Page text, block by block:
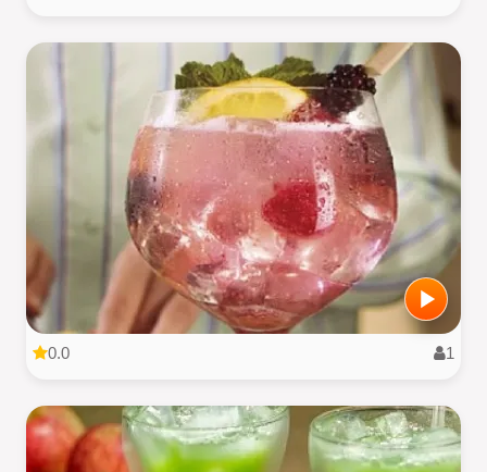
0.0 1